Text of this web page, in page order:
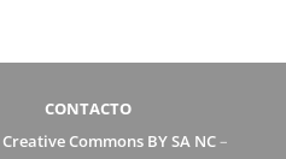
CONTACTO
Creative Commons BY SA NC–